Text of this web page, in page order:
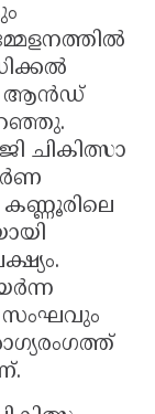
ആൻഡ്
ചികിത്സാ
കണ്ണൂരിലെ
സംഘവും